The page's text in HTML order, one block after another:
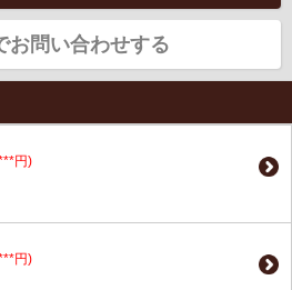
お問い合わせする
円)
円)